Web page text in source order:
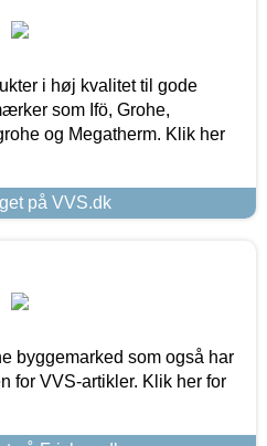
i høj kvalitet til gode
som Ifö, Grohe,
og Megatherm. Klik her
på VVS.dk
byggemarked som også har
for VVS-artikler. Klik her for